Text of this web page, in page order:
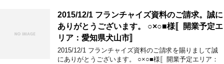
2015/12/1 フランチャイズ資料のご請求。誠に
ありがとうございます。 ○×○■様〚開業予定エ
リア：愛知県犬山市〛
2015/12/1 フランチャイズ資料のご請求を賜りまして誠
にありがとうございます。 ○×○■様〚開業予定エリア：